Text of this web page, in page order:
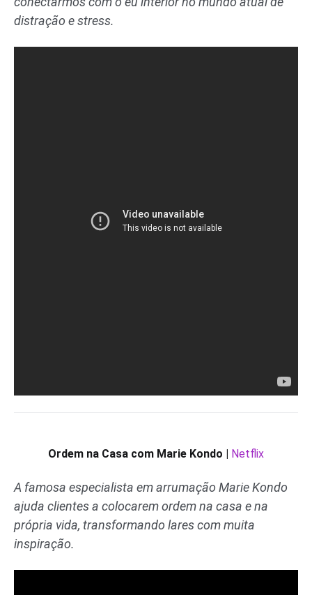
distração e stress.
Ordem na Casa com Marie Kondo | Netflix
A famosa especialista em arrumação Marie Kondo
ajuda clientes a colocarem ordem na casa e na
própria vida, transformando lares com muita
inspiração.